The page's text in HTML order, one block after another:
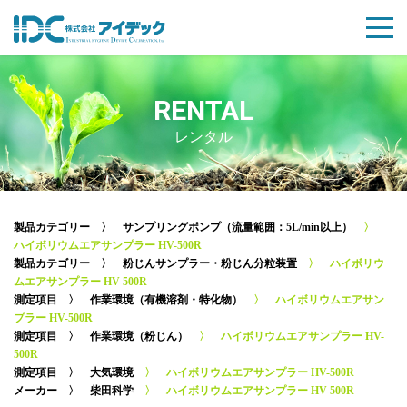
RENTAL
レンタル
製品カテゴリー 〉 サンプリングポンプ（流量範囲：5L/min以上）
〉
ハイボリウムエアサンプラー HV-500R
製品カテゴリー
〉 粉じんサンプラー・粉じん分粒装置
〉 ハイボリウ
ムエアサンプラー HV-500R
測定項目
〉 作業環境（有機溶剤・特化物）
〉 ハイボリウムエアサン
プラー HV-500R
測定項目
〉 作業環境（粉じん）
〉 ハイボリウムエアサンプラー HV-
500R
測定項目
〉 大気環境
〉 ハイボリウムエアサンプラー HV-500R
メーカー
〉 柴田科学 〉 ハイボリウムエアサンプラー HV-500R